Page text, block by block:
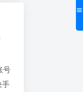
号
手